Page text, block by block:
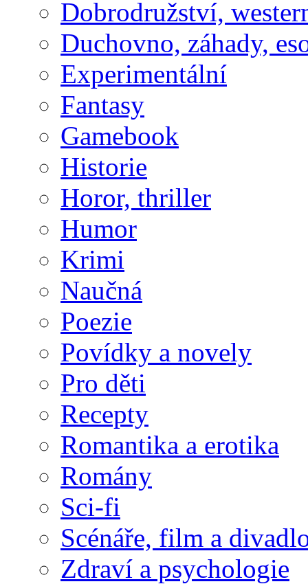
Dobrodružství,
Duchovno, záhady,
Experimentální
Fantasy
Gamebook
Historie
Horor, thriller
Humor
Krimi
Naučná
Poezie
Povídky a novely
Pro děti
Recepty
Romantika a erotika
Romány
Sci-fi
Scénáře, film a
Zdraví a psychologie